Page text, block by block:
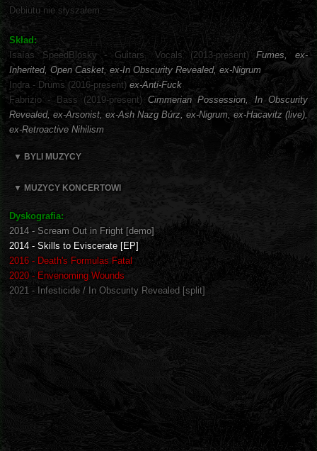
Debiutu nie słyszałem.
Skład:
Isaías SpeedBlosky - Guitars, Vocals (2013-present)Fumes, ex-
Inherited, Open Casket, ex-In Obscurity Revealed, ex-Nigrum
Indra - Drums (2016-present) ex-Anti-Fuck
Fabrizio - Bass (2019-present)Cimmerian Possession, In Obscurity
Revealed, ex-Arsonist, ex-Ash Nazg Búrz, ex-Nigrum, ex-Hacavitz (live),
ex-Retroactive Nihilism
▼ BYLI MUZYCY
▼ MUZYCY KONCERTOWI
Dyskografia:
2014 - Scream Out in Fright [demo]
2014 - Skills to Eviscerate [EP]
2016 - Death's Formulas Fatal
2020 - Envenoming Wounds
2021 - Infesticide / In Obscurity Revealed [split]